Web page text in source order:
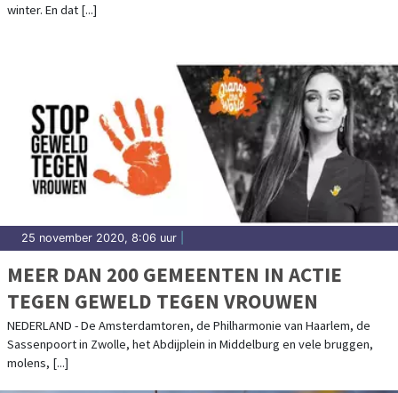
winter. En dat [...]
25 november 2020, 8:06 uur
MEER DAN 200 GEMEENTEN IN ACTIE
TEGEN GEWELD TEGEN VROUWEN
NEDERLAND - De Amsterdamtoren, de Philharmonie van Haarlem, de
Sassenpoort in Zwolle, het Abdijplein in Middelburg en vele bruggen,
molens, [...]